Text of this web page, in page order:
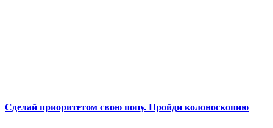
Сделай приоритетом свою попу. Пройди колоноскопию